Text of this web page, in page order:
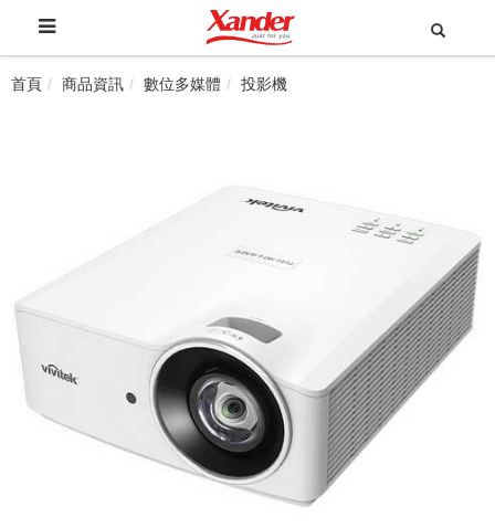
首頁 商品資訊 數位多媒體 投影機